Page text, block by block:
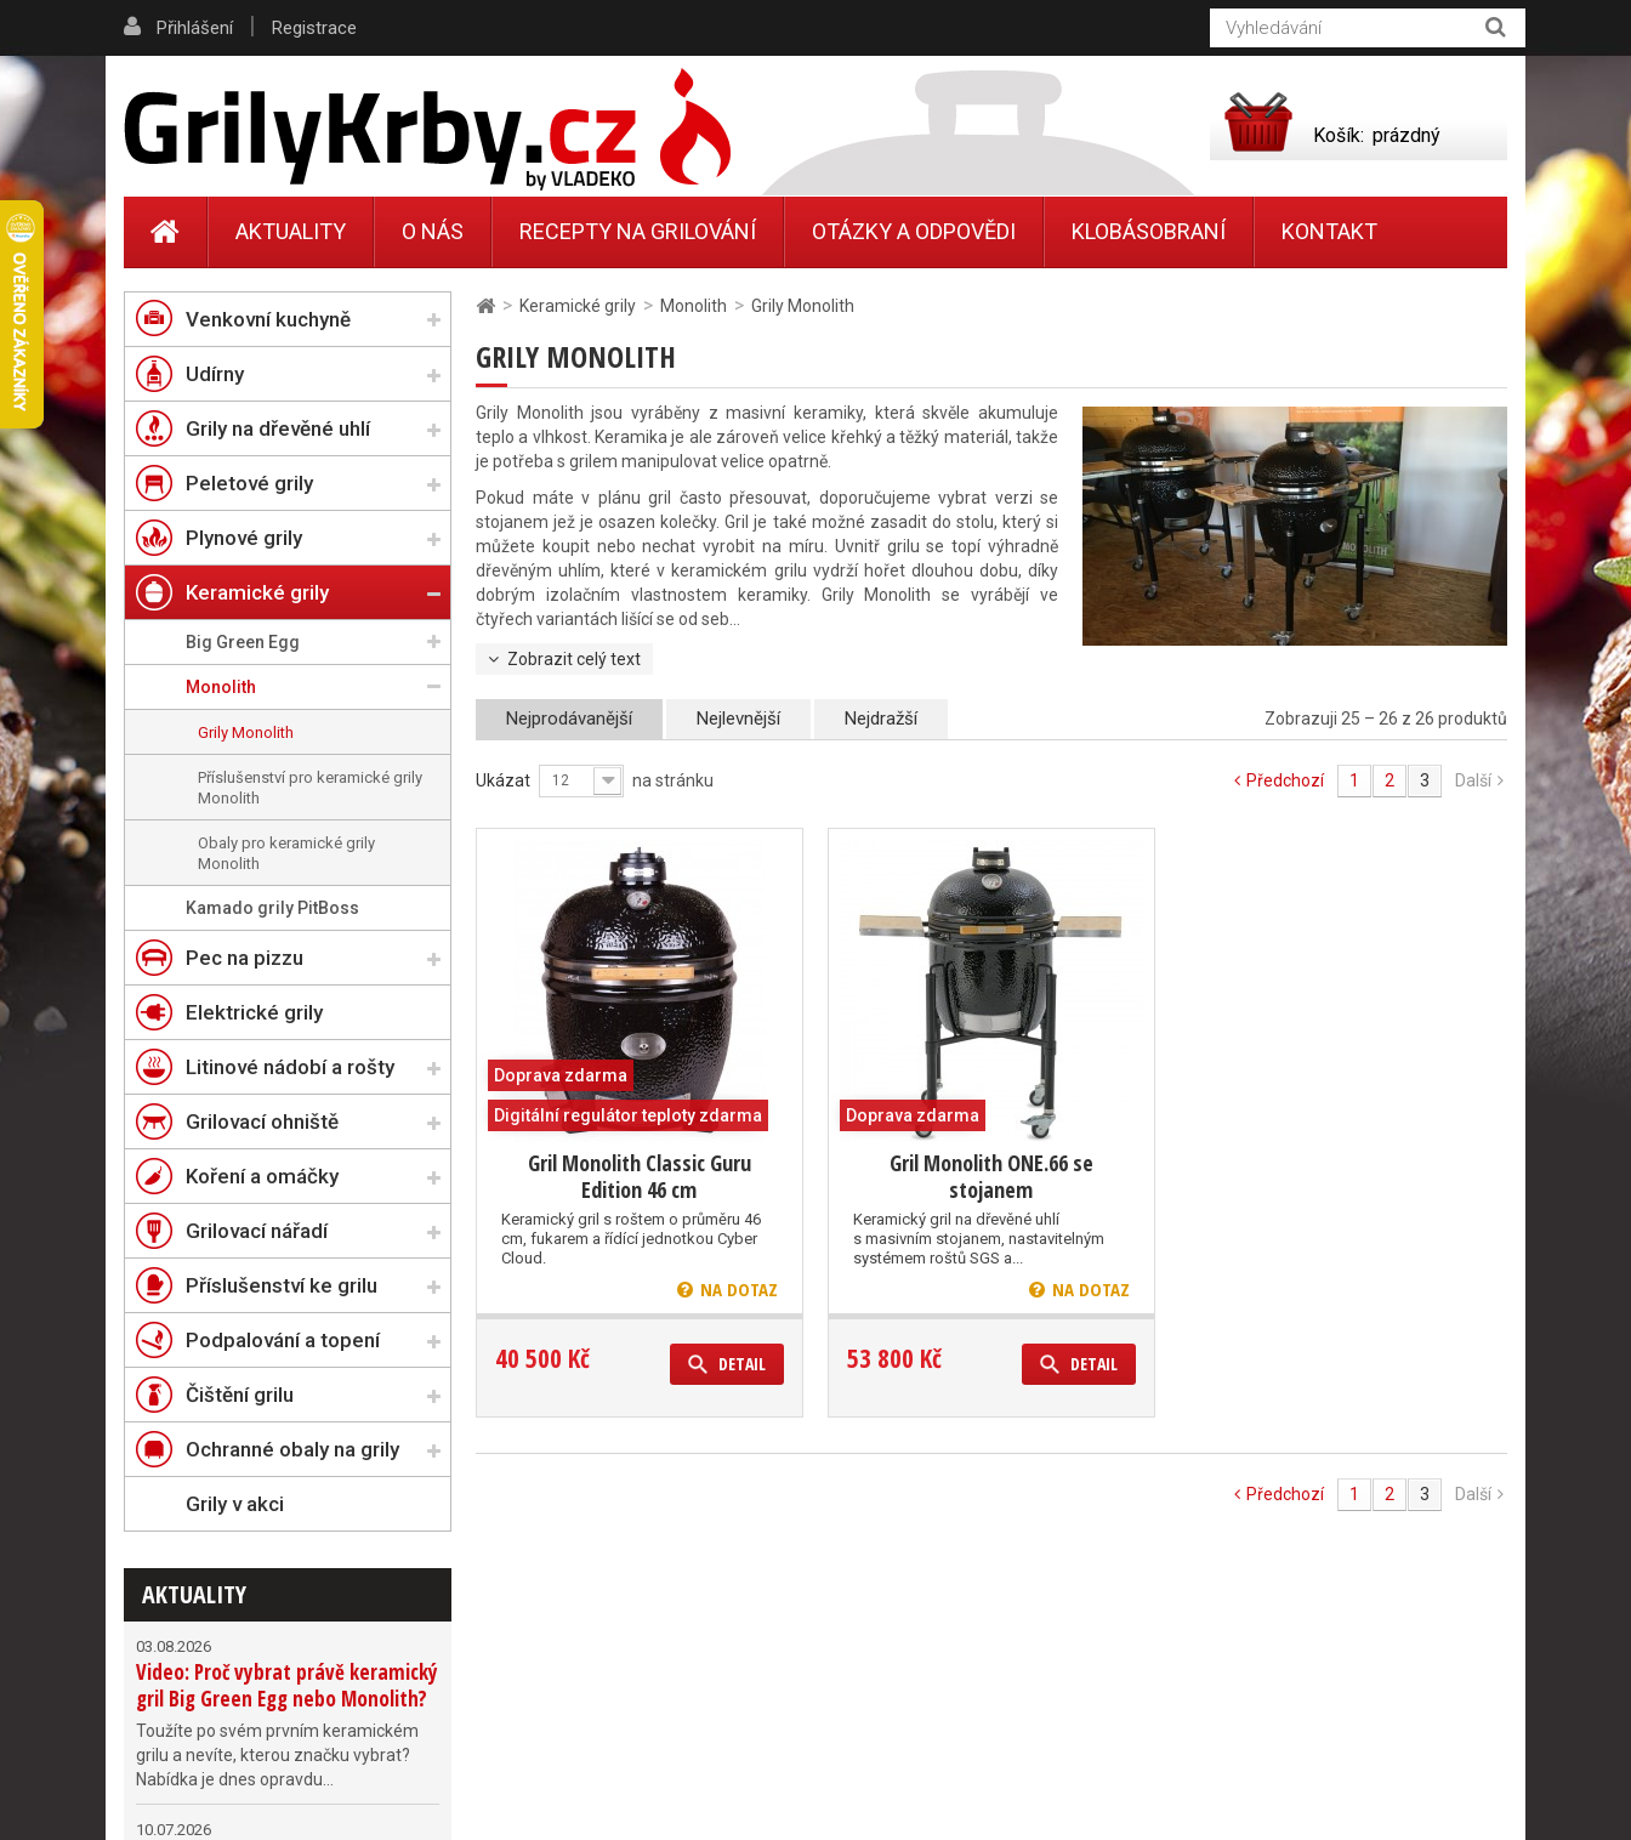
> Keramické grily > Monolith > Grily Monolith
GRILY MONOLITH
Grily Monolith jsou vyráběny z masivní keramiky, která skvěle akumuluje
teplo a vlhkost. Keramika je ale zároveň velice křehký a těžký materiál, takže
je potřeba s grilem manipulovat velice opatrně.
Pokud máte v plánu gril často přesouvat, doporučujeme vybrat verzi se
stojanem jež je osazen kolečky. Gril je také možné zasadit do stolu, který si
můžete koupit nebo nechat vyrobit na míru. Uvnitř grilu se topí výhradně
dřevěným uhlím, které v keramickém grilu vydrží hořet dlouhou dobu, díky
dobrým izolačním vlastnostem keramiky. Grily Monolith se vyrábějí ve
čtyřech variantách lišící se od seb...
Zobrazit celý text
Nejprodávanější Nejlevnější Nejdražší Zobrazuji 25 – 26 z 26 produktů
Ukázat 12 na stránku Předchozí 1 2 3 Další
Doprava zdarma
Digitální regulátor teploty zdarma
Gril Monolith Classic Guru
Edition 46 cm
Keramický gril s roštem o průměru 46
cm, fukarem a řídící jednotkou Cyber
Cloud.
NA DOTAZ
40 500 Kč DETAIL
Doprava zdarma
Gril Monolith ONE.66 se
stojanem
Keramický gril na dřevěné uhlí
s masivním stojanem, nastavitelným
systémem roštů SGS a...
NA DOTAZ
53 800 Kč DETAIL
Předchozí 1 2 3 Další
Venkovní kuchyně
Udírny
Grily na dřevěné uhlí
Peletové grily
Plynové grily
Keramické grily
Big Green Egg
Monolith
Grily Monolith
Příslušenství pro keramické grily
Monolith
Obaly pro keramické grily
Monolith
Kamado grily PitBoss
Pec na pizzu
Elektrické grily
Litinové nádobí a rošty
Grilovací ohniště
Koření a omáčky
Grilovací nářadí
Příslušenství ke grilu
Podpalování a topení
Čištění grilu
Ochranné obaly na grily
Grily v akci
AKTUALITY
03.08.2026
Video: Proč vybrat právě keramický
gril Big Green Egg nebo Monolith?
Toužíte po svém prvním keramickém
grilu a nevíte, kterou značku vybrat?
Nabídka je dnes opravdu...
10.07.2026
Přihlášení | Registrace
Košík: prázdný
AKTUALITY O NÁS RECEPTY NA GRILOVÁNÍ OTÁZKY A ODPOVĚDI KLOBÁSOBRANÍ KONTAKT